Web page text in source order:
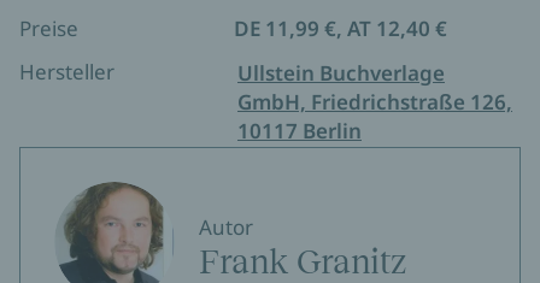
Preise
DE 11,99 €, AT 12,40 €
Hersteller
Ullstein Buchverlage
GmbH, Friedrichstraße 126,
10117 Berlin
Autor
Frank Granitz